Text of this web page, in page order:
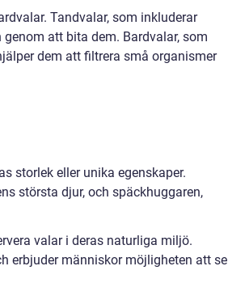
Tandvalar, som inkluderar
att bita dem. Bardvalar, som
dem att filtrera små organismer
storlek eller unika egenskaper.
största djur, och späckhuggaren,
valar i deras naturliga miljö.
erbjuder människor möjligheten att se